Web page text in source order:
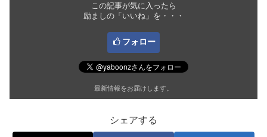
この記事が気に入ったら
励ましの「いいね」を・・・
フォロー
最新情報をお届けします。
シェアする